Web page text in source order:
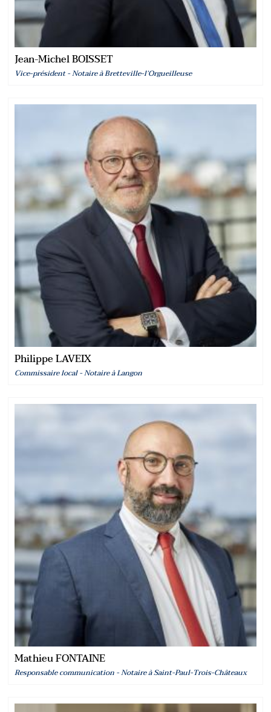
Jean-Michel BOISSET
Vice-président - Notaire à Bretteville-l’Orgueilleuse
Philippe LAVEIX
Commissaire local - Notaire à Langon
Mathieu FONTAINE
Responsable communication - Notaire à Saint-Paul-Trois-Châteaux